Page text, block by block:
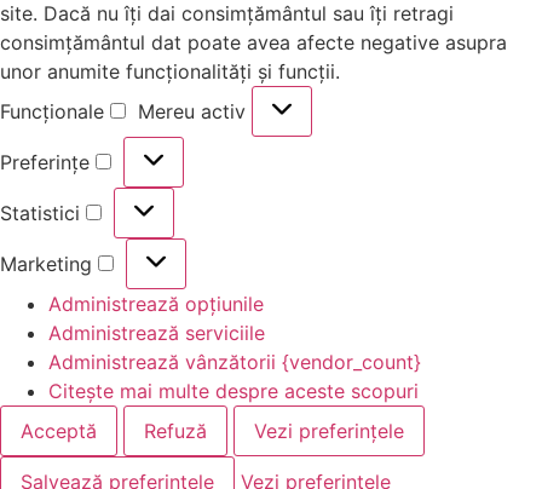
site. Dacă nu îți dai consimțământul sau îți retragi
consimțământul dat poate avea afecte negative asupra
unor anumite funcționalități și funcții.
Funcționale
Mereu activ
Preferințe
Statistici
Marketing
Administrează opțiunile
Administrează serviciile
Administrează vânzătorii {vendor_count}
Citește mai multe despre aceste scopuri
Acceptă
Refuză Vezi preferințele
Salvează preferințele Vezi preferințele